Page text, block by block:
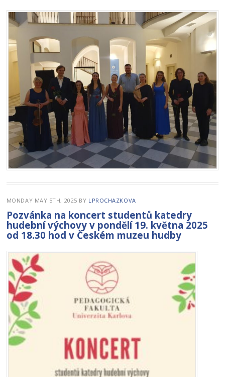
MONDAY MAY 5TH, 2025 BY LPROCHAZKOVA
Pozvánka na koncert studentů katedry
hudební výchovy v pondělí 19. května 2025
od 18.30 hod v Českém muzeu hudby